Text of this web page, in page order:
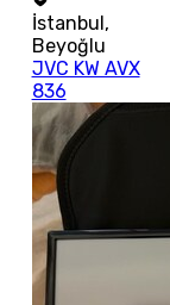
İstanbul ,
Beyoğlu
JVC KW AVX
836